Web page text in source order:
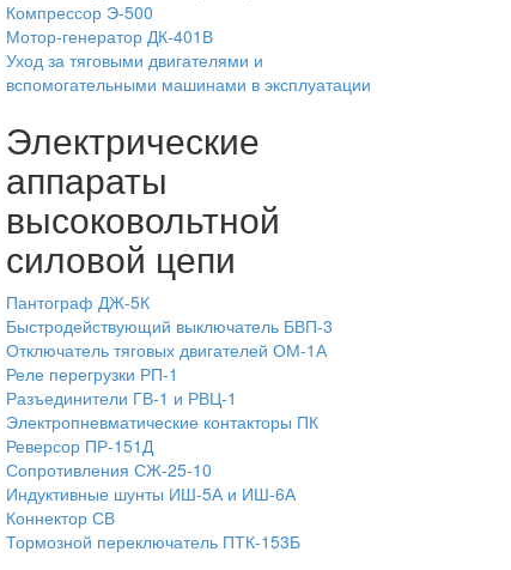
Компрессор Э-500
Мотор-генератор ДК-401В
Уход за тяговыми двигателями и
вспомогательными машинами в эксплуатации
Электрические
аппараты
высоковольтной
силовой цепи
Пантограф ДЖ-5К
Быстродействующий выключатель БВП-3
Отключатель тяговых двигателей ОМ-1А
Реле перегрузки РП-1
Разъединители ГВ-1 и РВЦ-1
Электропневматические контакторы ПК
Реверсор ПР-151Д
Сопротивления СЖ-25-10
Индуктивные шунты ИШ-5А и ИШ-6А
Коннектор СВ
Тормозной переключатель ПТК-153Б